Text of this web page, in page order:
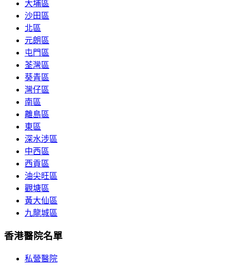
大埔區
沙田區
北區
元朗區
屯門區
荃灣區
葵青區
灣仔區
南區
離島區
東區
深水涉區
中西區
西貢區
油尖旺區
觀塘區
黃大仙區
九龍城區
香港醫院名單
私營醫院